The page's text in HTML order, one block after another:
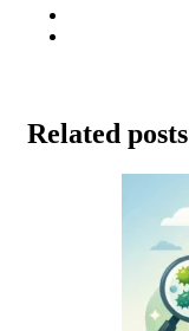
Related posts